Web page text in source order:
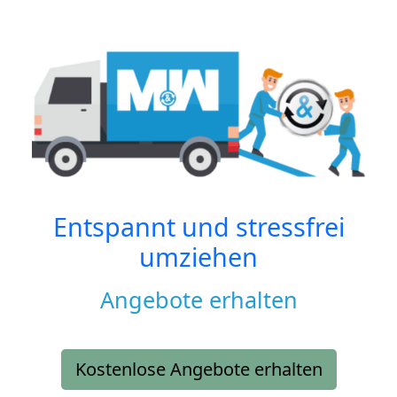
Entspannt und stressfrei
umziehen
Angebote erhalten
Kostenlose Angebote erhalten